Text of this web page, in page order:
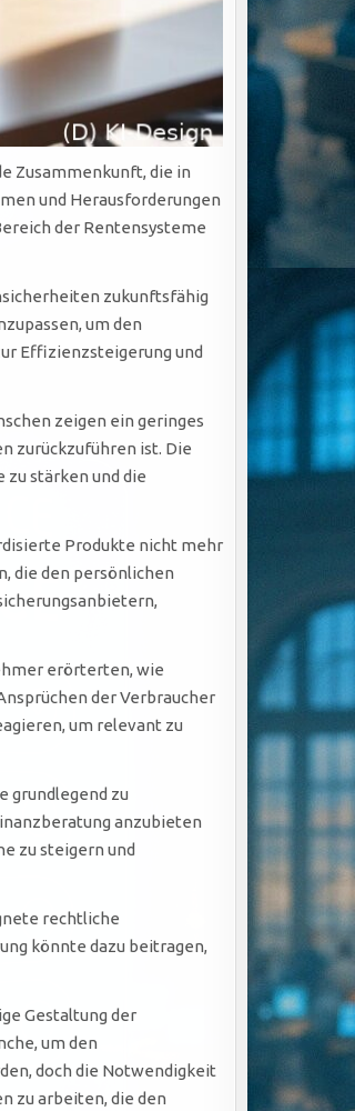
Zusammenkunft, die in
und Herausforderungen
der Rentensysteme
zukunftsfähig
um den
Effizienzsteigerung und
zeigen ein geringes
zurückzuführen ist. Die
stärken und die
Produkte nicht mehr
die den persönlichen
erörterten, wie
der Verbraucher
um relevant zu
grundlegend zu
anzubieten
zu steigern und
rechtliche
könnte dazu beitragen,
Gestaltung der
um den
doch die Notwendigkeit
zu arbeiten, die den